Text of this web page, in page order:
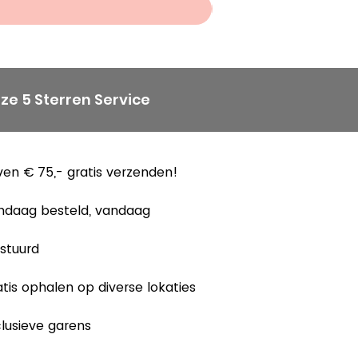
5 Sterren Service
€ 75,- gratis verzenden!
besteld, vandaag
ophalen op diverse lokaties
garens